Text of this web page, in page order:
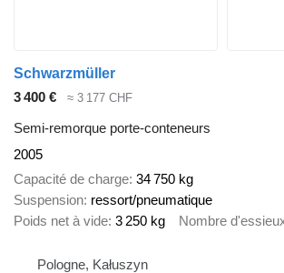
Schwarzmüller
3 400 €
≈ 3 177 CHF
Semi-remorque porte-conteneurs
2005
Capacité de charge 34 750 kg
Suspension ressort/pneumatique
Poids net à vide 3 250 kg Nombre
Pologne, Kałuszyn